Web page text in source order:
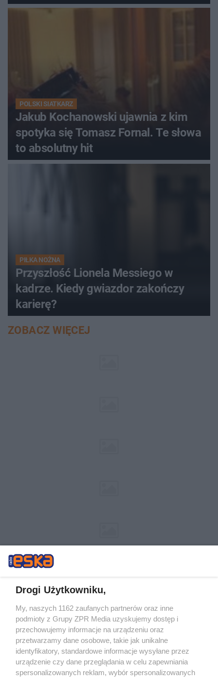
POLSKI SIATKARZ
Jakub Kochanowski ujawnia z kim
spotyka się Tomasz Fornal. Te słowa
to absolutny hit
PIŁKA NOŻNA
Przyszłość Lionela Messiego w
kadrze. Kiedy gwiazdor zakończy
karierę?
ZOBACZ WIĘCEJ
Żaden utwór zamieszczony w serwisie nie może być powielany i
rozpowszechniany lub dalej rozpowszechniany w jakikolwiek sposób (w
tym także elektroniczny lub mechaniczny) na jakimkolwiek polu
eksploatacji w jakiejkolwiek formie, włącznie z umieszczaniem w
Internecie bez pisemnej zgody właściciela praw. Jakiekolwiek użycie lub
wykorzystanie utworów w całości lub w części z naruszeniem prawa,
tzn. bez właściwej zgody, jest zabronione pod groźbą kary i może być
ścigane prawnie.
Drogi Użytkowniku,
My, naszych 1162 zaufanych partnerów oraz inne
podmioty z Grupy ZPR Media uzyskujemy dostęp i
przechowujemy informacje na urządzeniu oraz
przetwarzamy dane osobowe, takie jak unikalne
identyfikatory, standardowe informacje wysyłane przez
urządzenie czy dane przeglądania w celu zapewniania
spersonalizowanych reklam, wybór spersonalizowanych